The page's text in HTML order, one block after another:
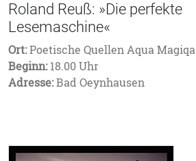
Roland Reuß: »Die perfekte
Lesemaschine«
Ort:Poetische Quellen Aqua Magiqa
Beginn:18.00 Uhr
Adresse:Bad Oeynhausen